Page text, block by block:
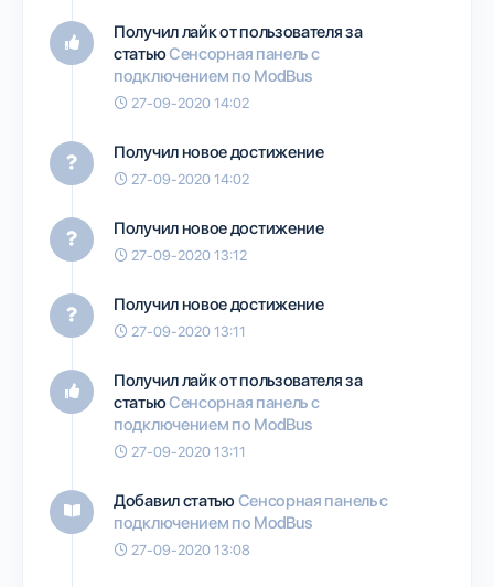
Получил лайк от пользователяза
статьюСенсорная панель с
подключением по ModBus
27-09-2020 14:02
Получил новое достижение
27-09-2020 14:02
Получил новое достижение
27-09-2020 13:12
Получил новое достижение
27-09-2020 13:11
Получил лайк от пользователяза
статьюСенсорная панель с
подключением по ModBus
27-09-2020 13:11
Добавил статьюСенсорная панель с
подключением по ModBus
27-09-2020 13:08